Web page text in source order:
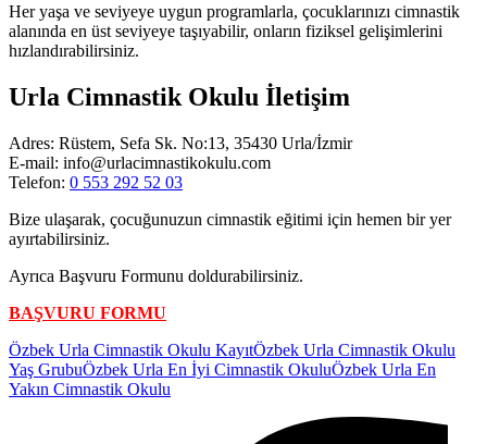
Her yaşa ve seviyeye uygun programlarla, çocuklarınızı cimnastik
alanında en üst seviyeye taşıyabilir, onların fiziksel gelişimlerini
hızlandırabilirsiniz.
Urla Cimnastik Okulu İletişim
Adres: Rüstem, Sefa Sk. No:13, 35430 Urla/İzmir
E-mail: info@urlacimnastikokulu.com
Telefon: 0 553 292 52 03
Bize ulaşarak, çocuğunuzun cimnastik eğitimi için hemen bir yer
ayırtabilirsiniz.
Ayrıca Başvuru Formunu doldurabilirsiniz.
BAŞVURU FORMU
Etiketler:
Özbek Urla Cimnastik Okulu KayıtÖzbek Urla Cimnastik Okulu
Yaş GrubuÖzbek Urla En İyi Cimnastik OkuluÖzbek Urla En
Yakın Cimnastik Okulu